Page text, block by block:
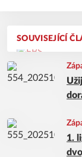
SOUVISEJÍCÍ
1.